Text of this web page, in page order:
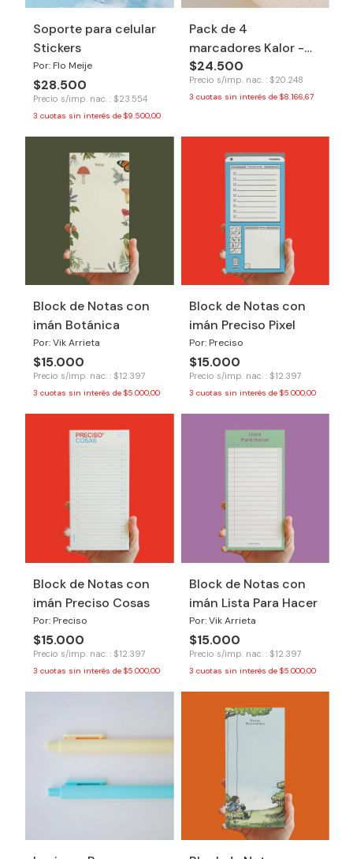
Soporte para celular
Stickers
Por: Flo Meije
$28.500
Precio s/imp. nac. : $23.554
3 cuotas sin interés de $9.500,00
Pack de 4
marcadores Kalor -
Refreshing
$24.500
Precio s/imp. nac. : $20.248
3 cuotas sin interés de $8.166,67
Block de Notas con
imán Botánica
Por: Vik Arrieta
$15.000
Precio s/imp. nac. : $12.397
3 cuotas sin interés de $5.000,00
Block de Notas con
imán Preciso Pixel
Por: Preciso
$15.000
Precio s/imp. nac. : $12.397
3 cuotas sin interés de $5.000,00
Block de Notas con
imán Preciso Cosas
Por: Preciso
$15.000
Precio s/imp. nac. : $12.397
3 cuotas sin interés de $5.000,00
Block de Notas con
imán Lista Para Hacer
Por: Vik Arrieta
$15.000
Precio s/imp. nac. : $12.397
3 cuotas sin interés de $5.000,00